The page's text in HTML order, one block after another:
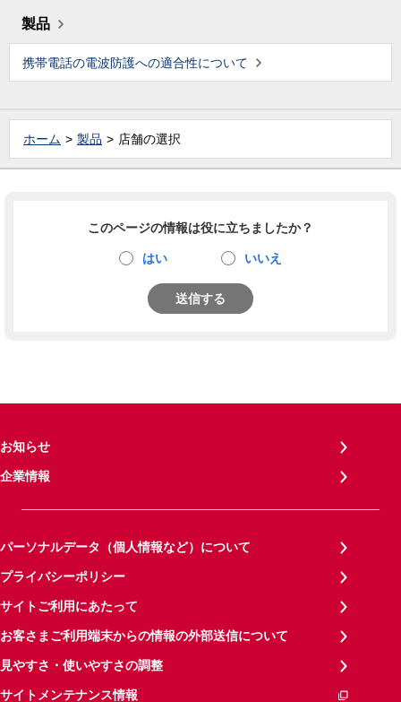
製品
携帯電話の電波防護への適合性について
ホーム 製品 店舗の選択
このページの情報は役に立ちましたか？
はい いいえ
送信する
お知らせ
企業情報
パーソナルデータ（個人情報など）について
プライバシーポリシー
サイトご利用にあたって
お客さまご利用端末からの情報の外部送信について
見やすさ・使いやすさの調整
サイトメンテナンス情報